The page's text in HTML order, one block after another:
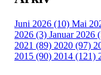
Juni 2026 (10) Mai
2026 (3) Januar 2026
2021 (89) 2020 (97)
2015 (90) 2014 (121)